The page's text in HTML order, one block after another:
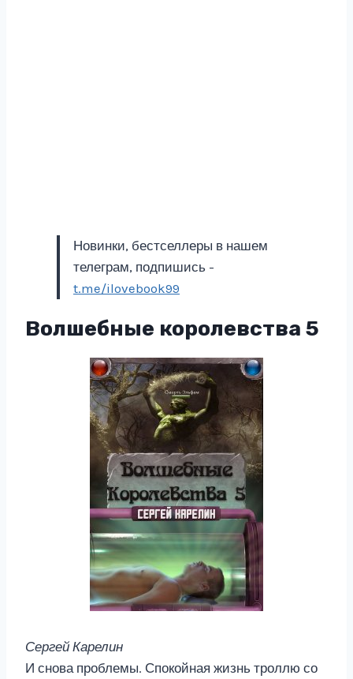
Новинки, бестселлеры в нашем
телеграм, подпишись -
t.me/ilovebook99
Волшебные королевства 5
Сергей Карелин
И снова проблемы. Спокойная жизнь троллю со